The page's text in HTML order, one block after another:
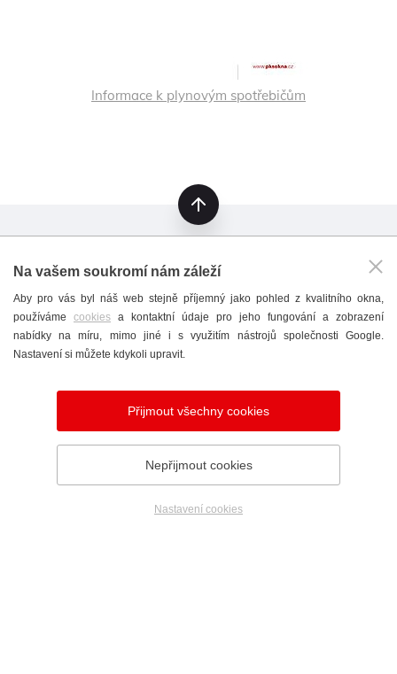
Informace k plynovým spotřebičům
OKNA
DVEŘE
POSUVNÉ SYSTÉMY A HS PORTÁLY
PKS OKNA
Poptávka
Na vašem soukromí nám záleží
Aby pro vás byl náš web stejně příjemný jako pohled z kvalitního okna,
používáme cookies a kontaktní údaje pro jeho fungování a zobrazení
nabídky na míru, mimo jiné i s využitím nástrojů společnosti Google.
Nastavení si můžete kdykoli upravit.
Přijmout všechny cookies
Nepřijmout cookies
Nastavení cookies